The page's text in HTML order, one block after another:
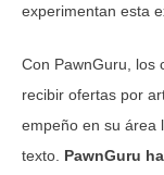
experimentan esta
Con PawnGuru, los
recibir ofertas por
empeño en su área
texto. PawnGuru